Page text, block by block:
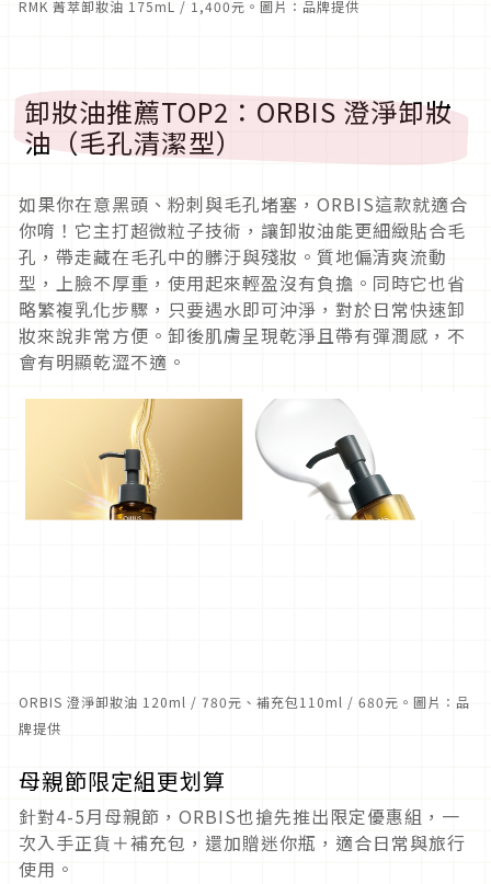
RMK 菁萃卸妝油 175mL / 1,400元。圖片：品牌提供
卸妝油推薦TOP2：ORBIS 澄淨卸妝
油（毛孔清潔型）
如果你在意黑頭、粉刺與毛孔堵塞，ORBIS這款就適合
你唷！它主打超微粒子技術，讓卸妝油能更細緻貼合毛
孔， 帶走藏在毛孔中的髒汙與殘妝。質地偏清爽流動
型，上臉不厚重， 使用起來輕盈沒有負擔。同時它也省
略繁複乳化步驟，只要遇水即可沖淨， 對於日常快速卸
妝來說非常方便。卸後肌膚呈現乾淨且帶有彈潤感， 不
會有明顯乾澀不適。
ORBIS 澄淨卸妝油 120ml / 780元、補充包110ml / 680元。圖片：品
牌提供
母親節限定組更划算
針對4-5月母親節，ORBIS也搶先推出限定優惠組，一
次入手正貨＋補充包，還加贈迷你瓶， 適合日常與旅行
使用。